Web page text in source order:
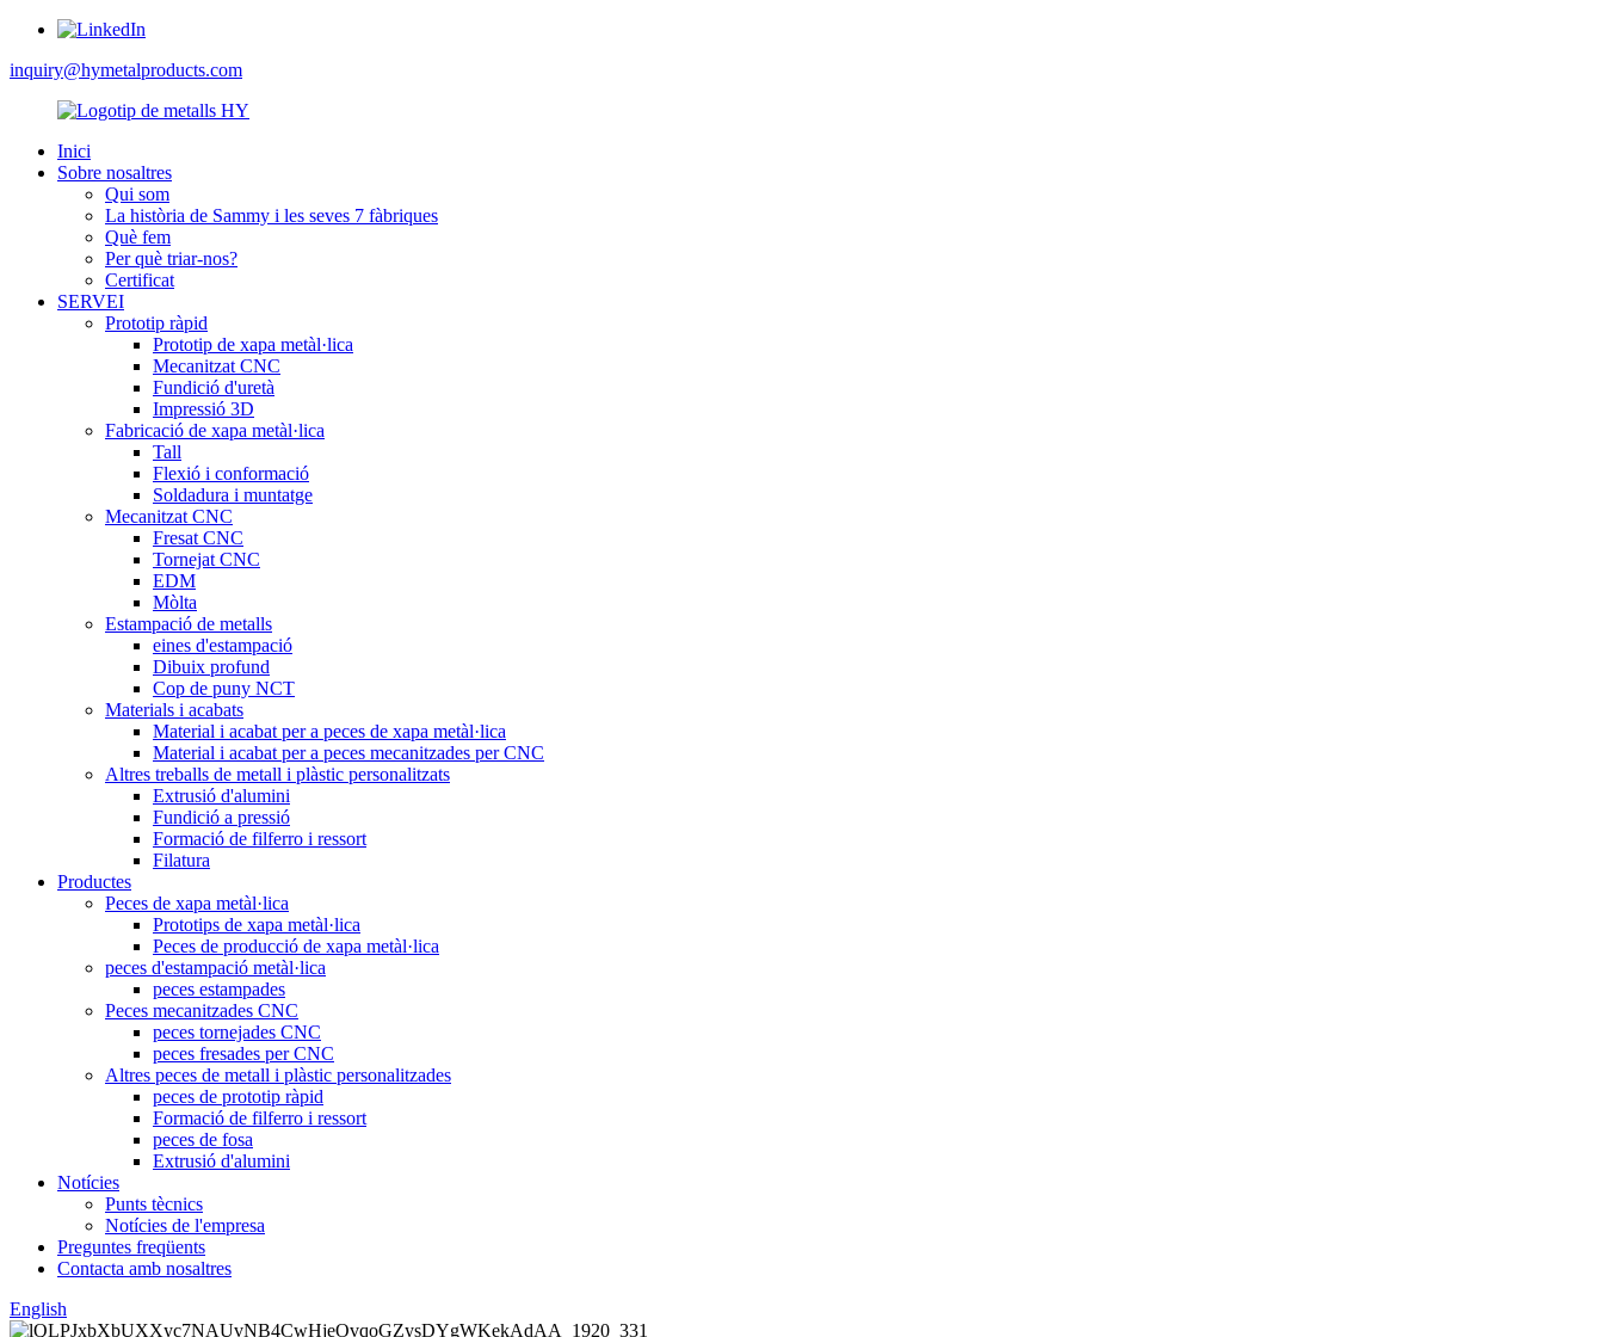
inquiry@hymetalproducts.com
Inici
Sobre nosaltres
Qui som
La història de Sammy i les seves 7 fàbriques
Què fem
Per què triar-nos?
Certificat
SERVEI
Prototip ràpid
Prototip de xapa metàl·lica
Mecanitzat CNC
Fundició d'uretà
Impressió 3D
Fabricació de xapa metàl·lica
Tall
Flexió i conformació
Soldadura i muntatge
Mecanitzat CNC
Fresat CNC
Tornejat CNC
EDM
Mòlta
Estampació de metalls
eines d'estampació
Dibuix profund
Cop de puny NCT
Materials i acabats
Material i acabat per a peces de xapa metàl·lica
Material i acabat per a peces mecanitzades per CNC
Altres treballs de metall i plàstic personalitzats
Extrusió d'alumini
Fundició a pressió
Formació de filferro i ressort
Filatura
Productes
Peces de xapa metàl·lica
Prototips de xapa metàl·lica
Peces de producció de xapa metàl·lica
peces d'estampació metàl·lica
peces estampades
Peces mecanitzades CNC
peces tornejades CNC
peces fresades per CNC
Altres peces de metall i plàstic personalitzades
peces de prototip ràpid
Formació de filferro i ressort
peces de fosa
Extrusió d'alumini
Notícies
Punts tècnics
Notícies de l'empresa
Preguntes freqüents
Contacta amb nosaltres
English